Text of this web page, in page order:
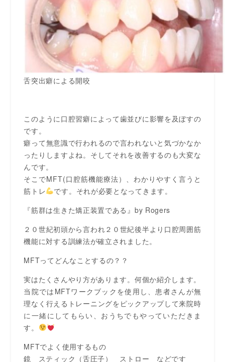
舌突出癖による開咬
このように口腔習癖によって歯並びに影響を及ぼすの
です。
癖って無意識で行われるので言われないと気づかなか
ったりしますよね。そしてそれを改善するのも大変な
んです。
そこでMFT(口腔筋機能療法）、わかりやすく言うと
筋トレ
です。それが必要となってきます。
『筋群は生きた矯正装置である』by Rogers
２０世紀初頭から言われ２０世紀後半より口腔周囲筋
機能に対する訓練法が確立されました。
MFTってどんなことするの？？
実はたくさんやり方があります。何個か紹介します。
当院ではMFTワークブックを使用し、患者さんが無
理なく行えるトレーニングをピックアップして来院時
に一緒にしてもらい、おうちでもやっていただきま
す。
MFTでよく使用するもの
鏡 スティック（舌圧子） ストロー などです